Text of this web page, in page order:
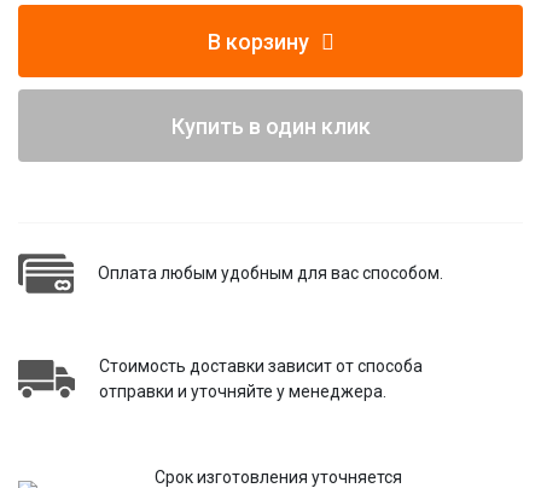
В корзину
Купить в один клик
Оплата любым удобным для вас способом.
Стоимость доставки зависит от способа
отправки и уточняйте у менеджера.
Срок изготовления уточняется